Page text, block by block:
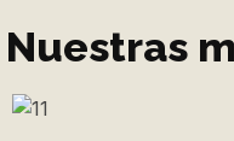
Nuestras